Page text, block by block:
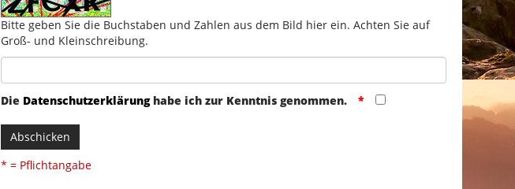
Bitte geben Sie die Buchstaben und Zahlen aus dem Bild hier ein. Achten Sie auf
Groß- und Kleinschreibung.
Die Datenschutzerklärunghabe ich zur Kenntnis genommen.
Abschicken
* = Pflichtangabe